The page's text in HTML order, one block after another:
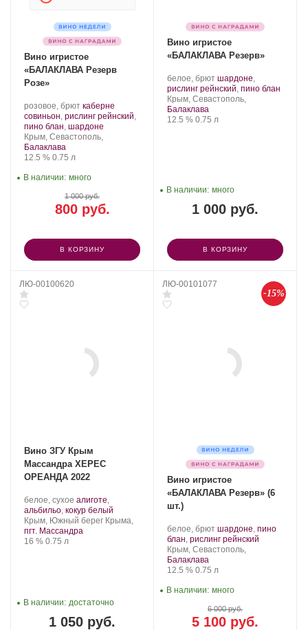
Вино игристое
«БАЛАКЛАВА Резерв
Розе»
Производитель:
Золотая
Балка.
розовое, брют .
Сорт
винограда:
каберне
совиньон, рислинг рейнский,
пино блан, шардоне
Регион:
Крым, Севастополь,
Балаклава
Крепость
12.5 %. Объем
0.75 л
800 руб.
1 000 руб.
В наличии: много
В КОРЗИНУ
Вино игристое
«БАЛАКЛАВА Резерв»
Производитель:
Золотая
Балка.
белое, брют .
Сорт
винограда:
шардоне,
рислинг рейнский, пино блан
Регион:
Крым, Севастополь,
Балаклава
Крепость
12.5 %. Объем
0.75 л
1 000 руб.
В наличии: много
В КОРЗИНУ
ЛЮ-00100620
Вино ЗГУ Крым
Массандра ХЕРЕС
ОРЕАНДА 2022
Производитель:
Массандра.
белое, сухое .
Сорт
винограда:
алиготе,
альбильо, кокур белый
Регион:
Крым, Южный берег Крыма,
пгт. Массандра
Крепость
16 %. Объем
0.75 л
1 050 руб.
В наличии: достаточно
ЛЮ-00101077
-15%
Вино игристое
«БАЛАКЛАВА Резерв» (6
шт.)
Производитель:
Золотая
Балка.
белое, брют .
Сорт
винограда:
шардоне, пино
блан, рислинг рейнский
Регион:
Крым, Севастополь,
Балаклава
Крепость
12.5 %. Объем
0.75 л
5 100 руб.
6 000 руб.
В наличии: много